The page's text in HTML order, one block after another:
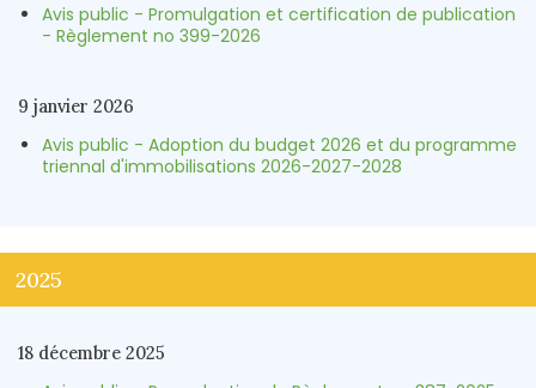
Avis public - Promulgation et certification de publication
- Règlement no 399-2026
9 janvier 2026
Avis public - Adoption du budget 2026 et du programme
triennal d'immobilisations 2026-2027-2028
2025
18 décembre 2025